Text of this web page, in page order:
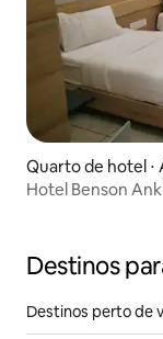
Quarto de hotel ⋅
Hotel Benson
Destinos
Destinos perto de